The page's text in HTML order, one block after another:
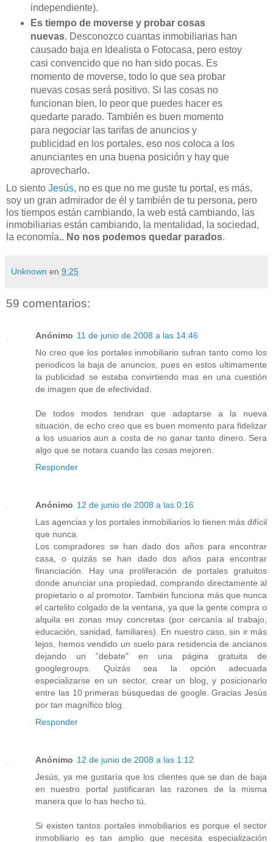
independiente).
Es tiempo de moverse y probar cosas
nuevas. Desconozco cuantas inmobiliarias han
causado baja en Idealista o Fotocasa, pero estoy
casi convencido que no han sido pocas. Es
momento de moverse, todo lo que sea probar
nuevas cosas será positivo. Si las cosas no
funcionan bien, lo peor que puedes hacer es
quedarte parado. También es buen momento
para negociar las tarifas de anuncios y
publicidad en los portales, eso nos coloca a los
anunciantes en una buena posición y hay que
aprovecharlo.
Lo siento Jesús, no es que no me guste tu portal, es más,
soy un gran admirador de él y también de tu persona, pero
los tiempos están cambiando, la web está cambiando, las
inmobiliarias están cambiando, la mentalidad, la sociedad,
la economía.. No nos podemos quedar parados.
Unknown en 9:25
59 comentarios:
Anónimo 11 de junio de 2008 a las 14:46
No creo que los portales inmobiliario sufran tanto como los
periodicos la baja de anuncios, pues en estos ultimamente
la publicidad se estaba convirtiendo mas en una cuestión
de imagen que de efectividad.
De todos modos tendran que adaptarse a la nueva
situación, de echo creo que es buen momento para fidelizar
a los usuarios aun a costa de no ganar tanto dinero. Sera
algo que se notara cuando las cosas mejoren.
Responder
Anónimo 12 de junio de 2008 a las 0:16
Las agencias y los portales inmobiliarios lo tienen más difícil
que nunca.
Los compradores se han dado dos años para encontrar
casa, o quizás se han dado dos años para encontrar
financiación. Hay una proliferación de portales gratuitos
donde anunciar una propiedad, comprando directamente al
propietario o al promotor. También funciona más que nunca
el cartelito colgado de la ventana, ya que la gente compra o
alquila en zonas muy concretas (por cercanía al trabajo,
educación, sanidad, familiares). En nuestro caso, sin ir más
lejos, hemos vendido un suelo para residencia de ancianos
dejando un "debate" en una página gratuita de
googlegroups. Quizás sea la opción adecuada
especializarse en un sector, crear un blog, y posicionarlo
entre las 10 primeras búsquedas de google. Gracias Jesús
por tan magnífico blog.
Responder
Anónimo 12 de junio de 2008 a las 1:12
Jesús, ya me gustaría que los clientes que se dan de baja
en nuestro portal justificaran las razones de la misma
manera que lo has hecho tú.
Si existen tantos portales inmobiliarios es porque el sector
inmobiliario es tan amplio que necesita especialización